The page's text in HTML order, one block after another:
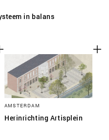
in balans
AMSTERDAM
Herinrichting Artisplein